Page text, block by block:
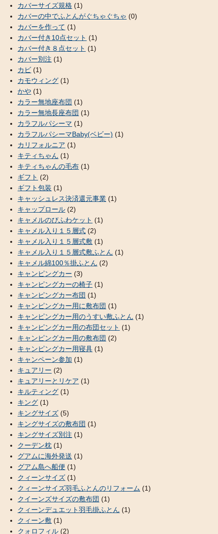
カバーサイズ規格 (1)
カバーの中でふとんがぐちゃぐちゃ (0)
カバーを作って (1)
カバー付き10点セット (1)
カバー付き８点セット (1)
カバー別注 (1)
カビ (1)
カモウィング (1)
かや (1)
カラー無地座布団 (1)
カラー無地長座布団 (1)
カラフルパシーマ (1)
カラフルパシーマBaby(ベビー) (1)
カリフォルニア (1)
キティちゃん (1)
キティちゃんの毛布 (1)
ギフト (2)
ギフト包装 (1)
キャッシュレス決済還元事業 (1)
キャップロール (2)
キャメルのびふわケット (1)
キャメル入り１５層式 (2)
キャメル入り１５層式敷 (1)
キャメル入り１５層式敷ふとん (1)
キャメル綿100％掛ふとん (2)
キャンピングカー (3)
キャンピングカーの椅子 (1)
キャンピングカー布団 (1)
キャンピングカー用に敷布団 (1)
キャンピングカー用のうすい敷ふとん (1)
キャンピングカー用の布団セット (1)
キャンピングカー用の敷布団 (2)
キャンピングカー用寝具 (1)
キャンペーン参加 (1)
キュアリー (2)
キュアリーとリケア (1)
キルティング (1)
キング (1)
キングサイズ (5)
キングサイズの敷布団 (1)
キングサイズ別注 (1)
クーデン枕 (1)
グアムに海外発送 (1)
グアム島へ船便 (1)
クィーンサイズ (1)
クィーンサイズ羽毛ふとんのリフォーム (1)
クイーンズサイズの敷布団 (1)
クィーンデュエット羽毛掛ふとん (1)
クィーン敷 (1)
クォロフィル (2)